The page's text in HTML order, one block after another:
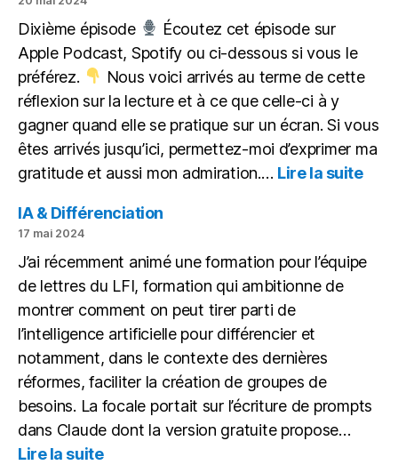
pour
remplacer
Dixième épisode
Écoutez cet épisode sur
Apple Podcast, Spotify ou ci-dessous si vous le
préférez.
Nous voici arrivés au terme de cette
réflexion sur la lecture et à ce que celle-ci à y
gagner quand elle se pratique sur un écran. Si vous
êtes arrivés jusqu’ici, permettez-moi d’exprimer ma
gratitude et aussi mon admiration.… Lire la suite:
IA & Différenciation
17 mai 2024
J’ai récemment animé une formation pour l’équipe
de lettres du LFI, formation qui ambitionne de
montrer comment on peut tirer parti de
l’intelligence artificielle pour différencier et
notamment, dans le contexte des dernières
réformes, faciliter la création de groupes de
besoins. La focale portait sur l’écriture de prompts
dans Claude dont la version gratuite propose…
Lire la suite: